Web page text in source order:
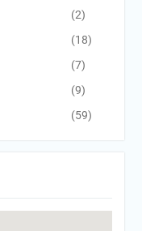
(2)
(18)
(7)
(9)
(59)